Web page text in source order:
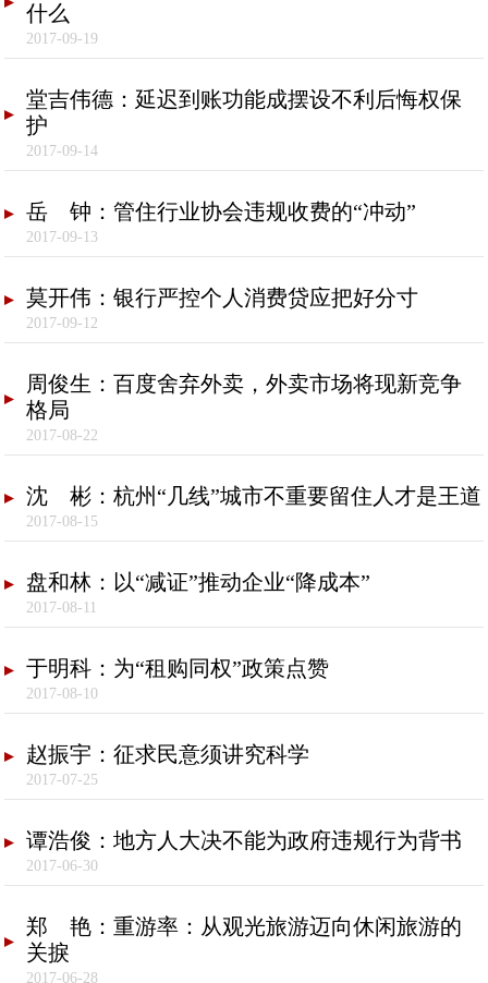
什么
2017-09-19
堂吉伟德：延迟到账功能成摆设不利后悔权保
护
2017-09-14
岳 钟：管住行业协会违规收费的“冲动”
2017-09-13
莫开伟：银行严控个人消费贷应把好分寸
2017-09-12
周俊生：百度舍弃外卖，外卖市场将现新竞争
格局
2017-08-22
沈 彬：杭州“几线”城市不重要留住人才是王道
2017-08-15
盘和林：以“减证”推动企业“降成本”
2017-08-11
于明科：为“租购同权”政策点赞
2017-08-10
赵振宇：征求民意须讲究科学
2017-07-25
谭浩俊：地方人大决不能为政府违规行为背书
2017-06-30
郑 艳：重游率：从观光旅游迈向休闲旅游的
关捩
2017-06-28